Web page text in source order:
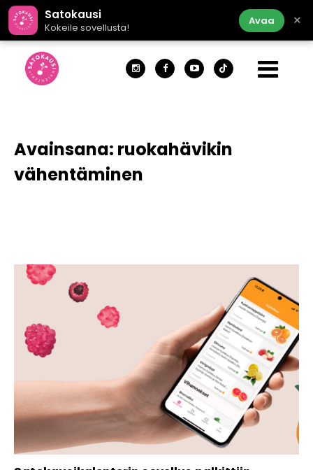
Satokausi
Kokeile sovellusta!
Avaa ×
Avainsana: ruokahävikin
vähentäminen